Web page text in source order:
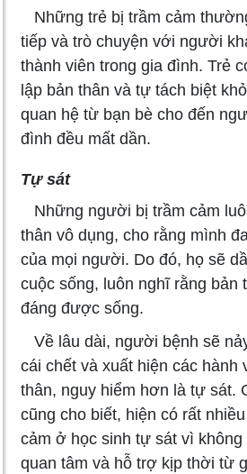
Những trẻ bị trầm cảm
tiếp và trò chuyện với người
thành viên trong gia đình. Trẻ
lập bản thân và tự tách biệt
quan hệ từ bạn bè cho đến
đình đều mất dần.
Tự sát
Những người bị trầm cảm
thân vô dụng, cho rằng mình
của mọi người. Do đó, họ sẽ
cuộc sống, luôn nghĩ rằng bản
đáng được sống.
Về lâu dài, người bệnh sẽ
cái chết và xuất hiện các hành
thân, nguy hiểm hơn là tự sát.
cũng cho biết, hiện có rất
cảm ở học sinh tự sát vì
quan tâm và hỗ trợ kịp thời từ